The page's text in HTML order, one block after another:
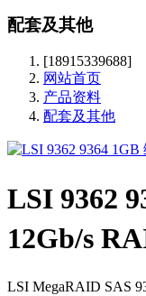
配套及其他
[18915339688]
网站首页
产品资料
配套及其他
LSI 9362
12Gb/s
LSI MegaRAID SAS